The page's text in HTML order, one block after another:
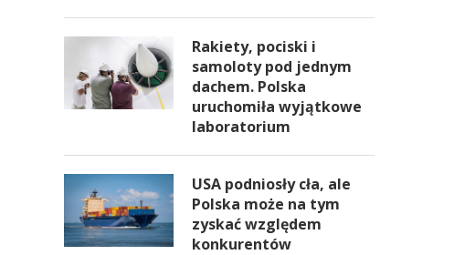
Rakiety, pociski i
samoloty pod jednym
dachem. Polska
uruchomiła wyjątkowe
laboratorium
USA podniosły cła, ale
Polska może na tym
zyskać względem
konkurentów